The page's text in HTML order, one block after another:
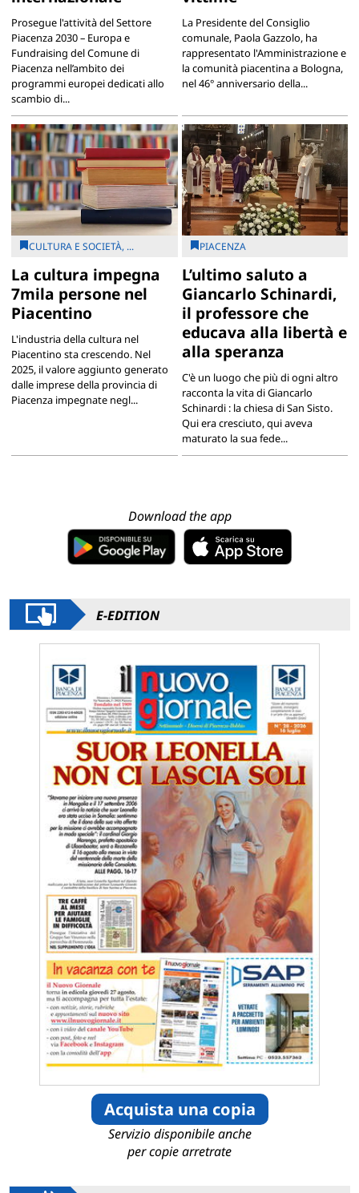
Prosegue l'attività del Settore
Piacenza 2030 – Europa e
Fundraising del Comune di
Piacenza nell’ambito dei
programmi europei dedicati allo
scambio di...
La Presidente del Consiglio
comunale, Paola Gazzolo, ha
rappresentato l'Amministrazione e
la comunità piacentina a Bologna,
nel 46° anniversario della...
CULTURA E SOCIETÀ, ...
La cultura impegna
7mila persone nel
Piacentino
L'industria della cultura nel
Piacentino sta crescendo. Nel
2025, il valore aggiunto generato
dalle imprese della provincia di
Piacenza impegnate negl...
PIACENZA
L’ultimo saluto a
Giancarlo Schinardi,
il professore che
educava alla libertà e
alla speranza
C'è un luogo che più di ogni altro
racconta la vita di Giancarlo
Schinardi : la chiesa di San Sisto.
Qui era cresciuto, qui aveva
maturato la sua fede...
Download the app
E-EDITION
Acquista una copia
Servizio disponibile anche
per copie arretrate